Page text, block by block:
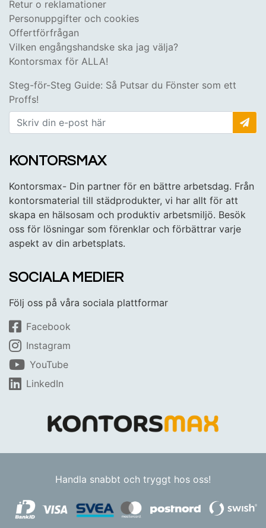
Retur o reklamationer
Personuppgifter och cookies
Offertförfrågan
Vilken engångshandske ska jag välja?
Kontorsmax för ALLA!
Steg-för-Steg Guide: Så Putsar du Fönster som ett
Proffs!
KONTORSMAX
Kontorsmax- Din partner för en bättre arbetsdag. Från
kontorsmaterial till städprodukter, vi har allt för att
skapa en hälsosam och produktiv arbetsmiljö. Besök
oss för lösningar som förenklar och förbättrar varje
aspekt av din arbetsplats.
SOCIALA MEDIER
Följ oss på våra sociala plattformar
Facebook
Instagram
YouTube
LinkedIn
Handla snabbt och tryggt hos oss!